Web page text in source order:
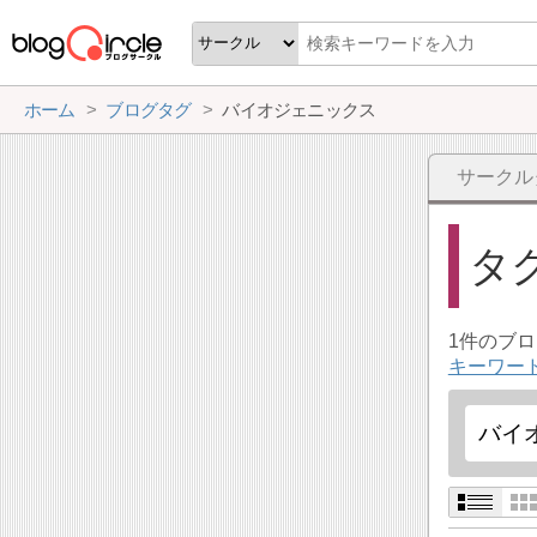
ホーム ブログタグ バイオジェニックス
サーク
タ
1件のブ
キーワー